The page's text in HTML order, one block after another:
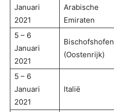
Januari
2021
Arabische
Emiraten
5 – 6
Januari
2021
Bischofshofen
(Oostenrijk)
5 – 6
Januari
2021
Italië